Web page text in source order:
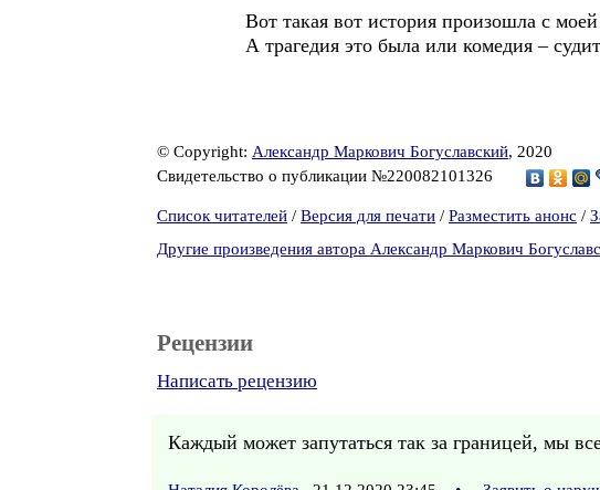
Вот такая вот история произошла с моей
А трагедия это была или комедия –
© Copyright: Александр Маркович Богуславский, 2020
Свидетельство о публикации №220082101326
Список читателей / Версия для печати / Разместить анонс /
Другие произведения автора Александр Маркович
Рецензии
Написать рецензию
Каждый может запутаться так за границей, мы